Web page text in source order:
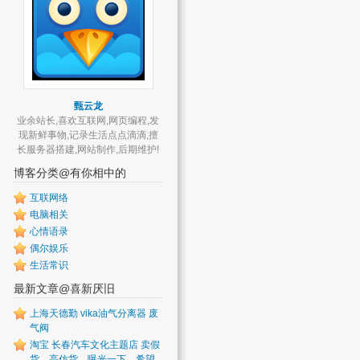
甄云龙
业余站长,喜欢互联网,网页编程,发
现新鲜事物,记录生活点点滴滴,擅
长服务器搭建,网站制作,后期维护!
博客分类@有你相中的
互联网络
电脑相关
心情语录
偶尔娱乐
生活常识
最新文章@喜新厌旧
上海天德勤 vika油气分离器 废
气阀
淘宝 长春汽车文化主题店 卖假